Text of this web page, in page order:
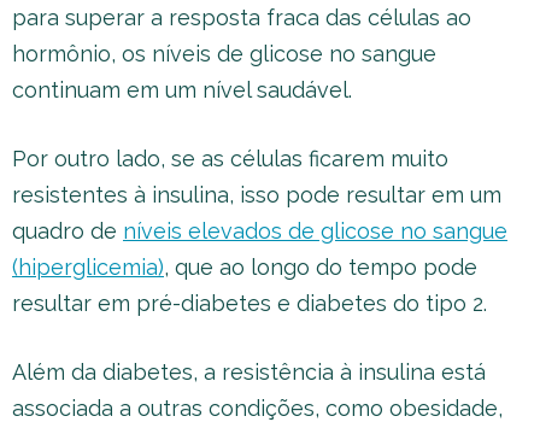
para superar a resposta fraca das células ao
hormônio, os níveis de glicose no sangue
continuam em um nível saudável.
Por outro lado, se as células ficarem muito
resistentes à insulina, isso pode resultar em um
quadro de níveis elevados de glicose no sangue
(hiperglicemia), que ao longo do tempo pode
resultar em pré-diabetes e diabetes do tipo 2.
Além da diabetes, a resistência à insulina está
associada a outras condições, como obesidade,